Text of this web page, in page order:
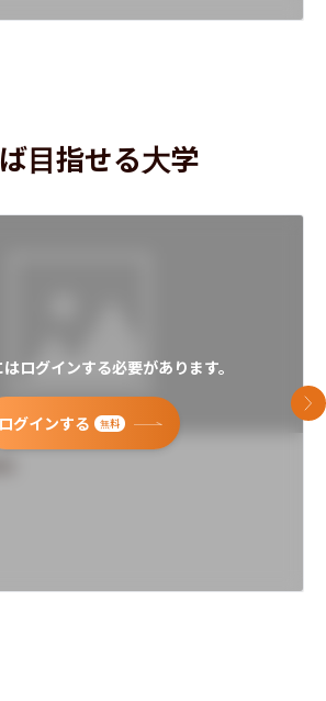
目指せる大学
ログインする必要があります。
ログインする 無料
次